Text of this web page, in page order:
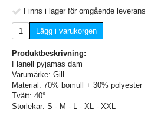
Finns i lager för omgående leverans
Lägg i varukorgen
Produktbeskrivning:
Flanell pyjamas dam
Varumärke: Gill
Material: 70% bomull + 30% polyester
Tvätt: 40°
Storlekar: S - M - L - XL - XXL